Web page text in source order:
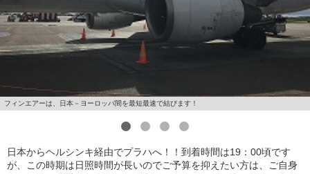
フィンエアーは、日本－ヨーロッパ間を最短最速で結びます！
日本からヘルシンキ経由でプラハへ！！到着時間は19：00頃です
が、この時期は日照時間が長いのでご予算を抑えたい方は、ご自身